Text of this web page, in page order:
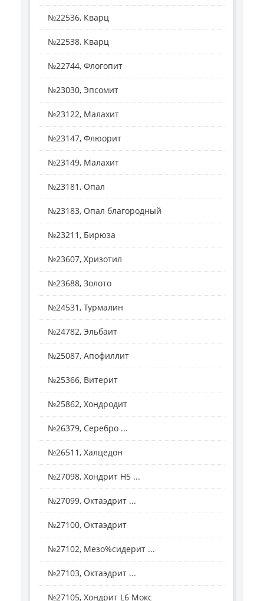
№22536, Кварц
№22538, Кварц
№22744, Флогопит
№23030, Эпсомит
№23122, Малахит
№23147, Флюорит
№23149, Малахит
№23181, Опал
№23183, Опал благородный
№23211, Бирюза
№23607, Хризотил
№23688, Золото
№24531, Турмалин
№24782, Эльбаит
№25087, Апофиллит
№25366, Витерит
№25862, Хондродит
№26379, Серебро ...
№26511, Халцедон
№27098, Хондрит H5 ...
№27099, Октаэдрит ...
№27100, Октаэдрит
№27102, Мезо%сидерит ...
№27103, Октаэдрит ...
№27105, Хондрит L6 Мокс